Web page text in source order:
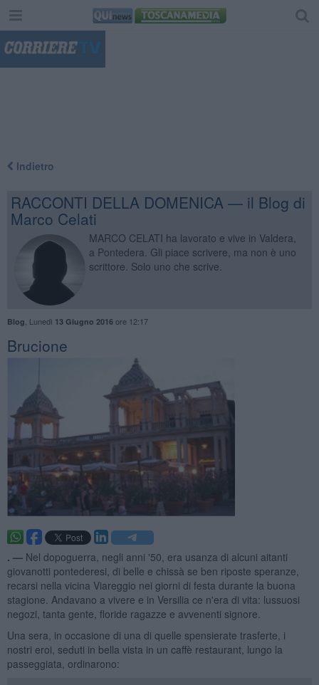
Indietro
RACCONTI DELLA DOMENICA — il Blog di
Marco Celati
MARCO CELATI ha lavorato e vive in Valdera,
a Pontedera. Gli piace scrivere, ma non è uno
scrittore. Solo uno che scrive.
Blog Lunedì 13 Giugno 2016ore 12:17
Brucione
. — Nel dopoguerra, negli anni '50, era usanza di alcuni aitanti
giovanotti pontederesi, di belle e chissà se ben riposte speranze,
recarsi nella vicina Viareggio nei giorni di festa durante la buona
stagione. Andavano a vivere e in Versilia ce n'era di vita: lussuosi
negozi, tanta gente, floride ragazze e avvenenti signore.
Una sera, in occasione di una di quelle spensierate trasferte, i
nostri eroi, seduti in bella vista in un caffè restaurant, lungo la
passeggiata, ordinarono: